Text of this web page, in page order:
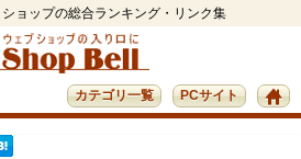
ョップの総合ランキング・リンク集
PCサイト
カテゴリ一覧